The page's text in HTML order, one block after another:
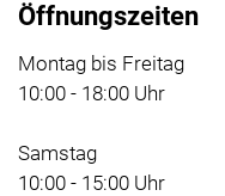
Öffnungszeiten
Montag bis Freitag
10:00 - 18:00 Uhr
Samstag
10:00 - 15:00 Uhr